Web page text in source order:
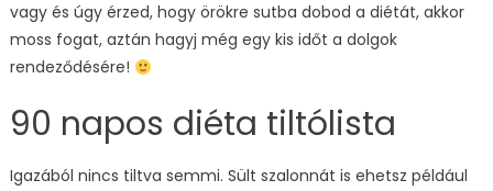
vagy és úgy érzed, hogy örökre sutba dobod a diétát, akkor
moss fogat, aztán hagyj még egy kis időt a dolgok
rendeződésére!
90 napos diéta tiltólista
Igazából nincs tiltva semmi. Sült szalonnát is ehetsz például